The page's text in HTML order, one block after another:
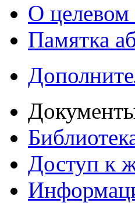
О целевом
Памятка
Доступ к